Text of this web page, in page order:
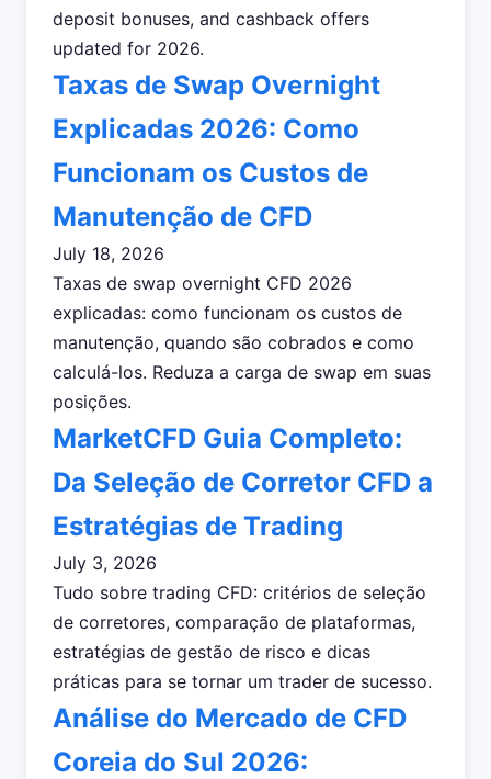
deposit bonuses, and cashback offers
updated for 2026.
Taxas de Swap Overnight
Explicadas 2026: Como
Funcionam os Custos de
Manutenção de CFD
July 18, 2026
Taxas de swap overnight CFD 2026
explicadas: como funcionam os custos de
manutenção, quando são cobrados e como
calculá-los. Reduza a carga de swap em suas
posições.
MarketCFD Guia Completo:
Da Seleção de Corretor CFD a
Estratégias de Trading
July 3, 2026
Tudo sobre trading CFD: critérios de seleção
de corretores, comparação de plataformas,
estratégias de gestão de risco e dicas
práticas para se tornar um trader de sucesso.
Análise do Mercado de CFD
Coreia do Sul 2026: